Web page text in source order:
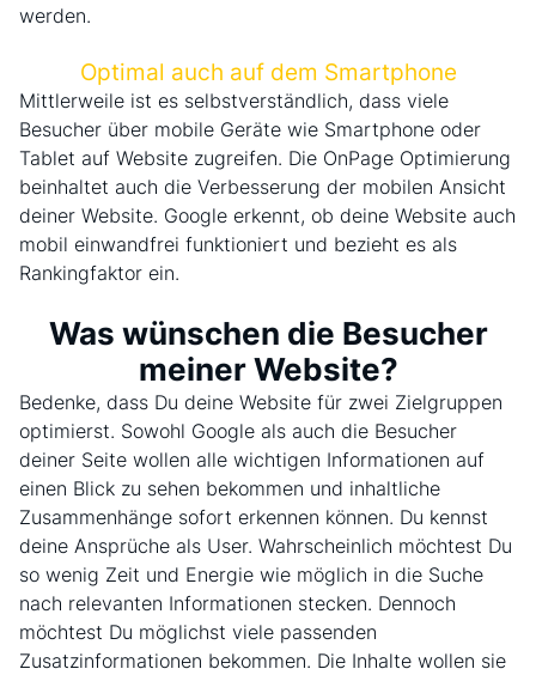
werden.
Optimal auch auf dem Smartphone
Mittlerweile ist es selbstverständlich, dass viele
Besucher über mobile Geräte wie Smartphone oder
Tablet auf Website zugreifen. Die OnPage Optimierung
beinhaltet auch die Verbesserung der mobilen Ansicht
deiner Website. Google erkennt, ob deine Website auch
mobil einwandfrei funktioniert und bezieht es als
Rankingfaktor ein.
Was wünschen die Besucher
meiner Website?
Bedenke, dass Du deine Website für zwei Zielgruppen
optimierst. Sowohl Google als auch die Besucher
deiner Seite wollen alle wichtigen Informationen auf
einen Blick zu sehen bekommen und inhaltliche
Zusammenhänge sofort erkennen können. Du kennst
deine Ansprüche als User. Wahrscheinlich möchtest Du
so wenig Zeit und Energie wie möglich in die Suche
nach relevanten Informationen stecken. Dennoch
möchtest Du möglichst viele passenden
Zusatzinformationen bekommen. Die Inhalte wollen sie